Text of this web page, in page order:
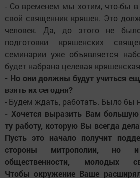
- Со временем мы хотим, что-бы
свой священник кряшен. Это
человек. Да, до этого не было
подготовки кряшенских
семинарии уже объявляется
будет набрана целевая
- Но они должны будут учиться
взять их сегодня?
- Будем ждать, работать. Было бы
- Хочется выразить Вам большую
ту работу, которую Вы всегда
Пусть это начало получит
стороны митрополии, но
общественности, молодых
Чтобы окружение Ваше